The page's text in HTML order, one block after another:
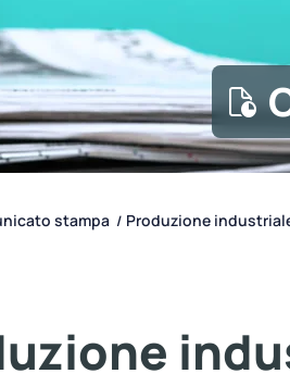
stampa / Produzione